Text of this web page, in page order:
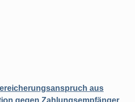
aus
gegen Zahlungsempfänger